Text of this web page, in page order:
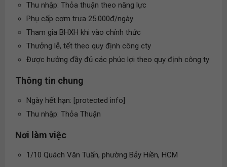
Thu nhập: Thỏa thuận theo năng lực
Phụ cấp cơm trưa 25.000đ/ngày
Tham gia BHXH khi vào chính thức
Thưởng lễ, tết theo quy định công cty
Được hưởng đầy đủ các phúc lợi theo quy định công ty
Thông tin chung
Ngày hết hạn: [protected info]
Thu nhập: Thỏa Thuận
Nơi làm việc
1/10 Quách Văn Tuấn, phường Bảy Hiền, HCM